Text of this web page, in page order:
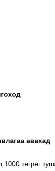
авахад
төгрөг